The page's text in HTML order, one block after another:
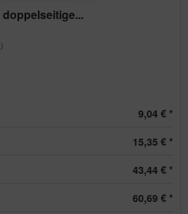
9,04 € *
15,35 € *
43,44 € *
60,69 € *